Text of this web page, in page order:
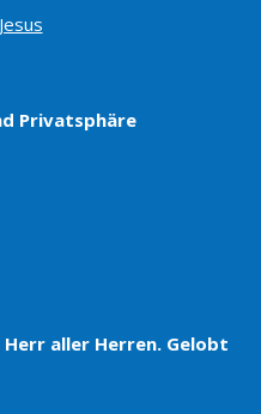
Privatsphäre
Herr aller Herren. Gelobt